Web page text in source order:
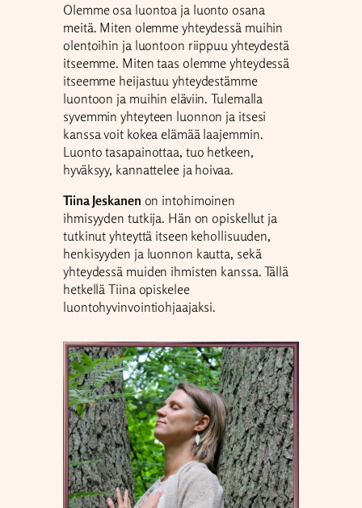
Olemme osa luontoa ja luonto osana
meitä. Miten olemme yhteydessä muihin
olentoihin ja luontoon riippuu yhteydestä
itseemme. Miten taas olemme yhteydessä
itseemme heijastuu yhteydestämme
luontoon ja muihin eläviin. Tulemalla
syvemmin yhteyteen luonnon ja itsesi
kanssa voit kokea elämää laajemmin.
Luonto tasapainottaa, tuo hetkeen,
hyväksyy, kannattelee ja hoivaa.
Tiina Jeskanen on intohimoinen
ihmisyyden tutkija. Hän on opiskellut ja
tutkinut yhteyttä itseen kehollisuuden,
henkisyyden ja luonnon kautta, sekä
yhteydessä muiden ihmisten kanssa. Tällä
hetkellä Tiina opiskelee
luontohyvinvointiohjaajaksi.